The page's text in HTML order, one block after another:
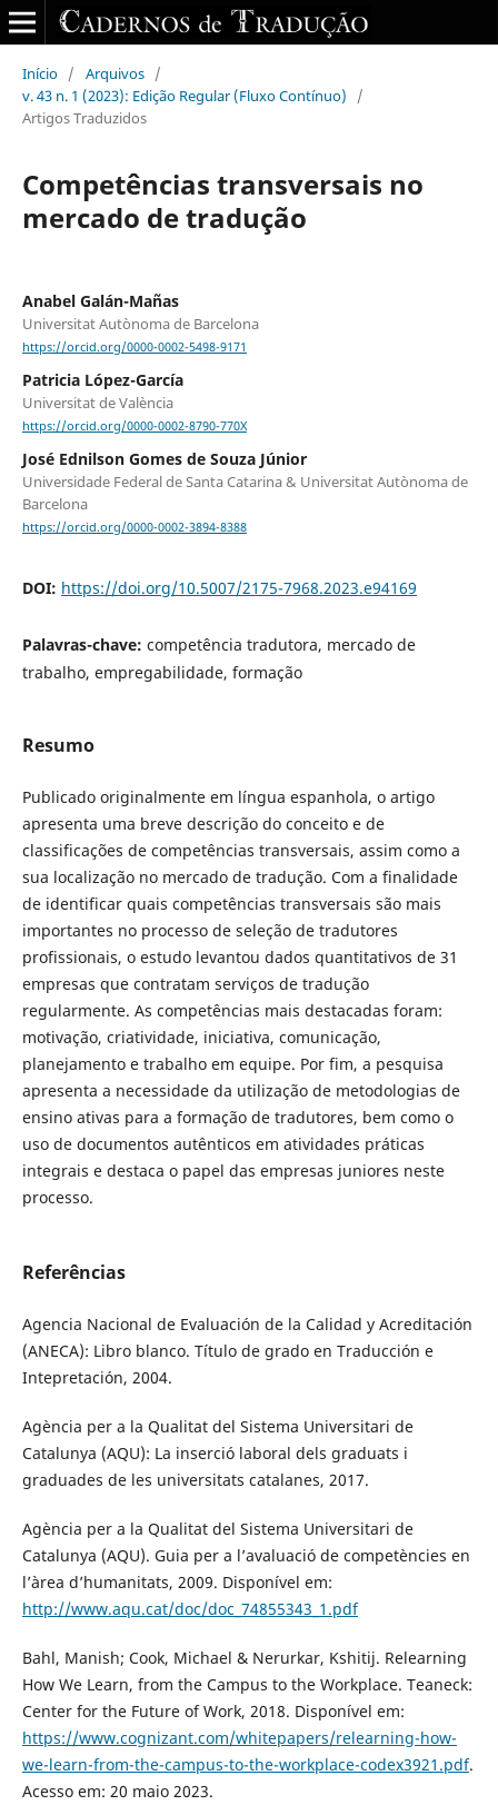
Início / Arquivos /
v. 43 n. 1 (2023): Edição Regular (Fluxo Contínuo)
/
Artigos Traduzidos
Competências transversais no
mercado de tradução
Anabel Galán-Mañas
Universitat Autònoma de Barcelona
https://orcid.org/0000-0002-5498-9171
Patricia López-García
Universitat de València
https://orcid.org/0000-0002-8790-770X
José Ednilson Gomes de Souza Júnior
Universidade Federal de Santa Catarina & Universitat Autònoma de
Barcelona
https://orcid.org/0000-0002-3894-8388
DOI: https://doi.org/10.5007/2175-7968.2023.e94169
Palavras-chave: competência tradutora, mercado de
trabalho, empregabilidade, formação
Resumo
Publicado originalmente em língua espanhola, o artigo
apresenta uma breve descrição do conceito e de
classificações de competências transversais, assim como a
sua localização no mercado de tradução. Com a finalidade
de identificar quais competências transversais são mais
importantes no processo de seleção de tradutores
profissionais, o estudo levantou dados quantitativos de 31
empresas que contratam serviços de tradução
regularmente. As competências mais destacadas foram:
motivação, criatividade, iniciativa, comunicação,
planejamento e trabalho em equipe. Por fim, a pesquisa
apresenta a necessidade da utilização de metodologias de
ensino ativas para a formação de tradutores, bem como o
uso de documentos autênticos em atividades práticas
integrais e destaca o papel das empresas juniores neste
processo.
Referências
Agencia Nacional de Evaluación de la Calidad y Acreditación
(ANECA): Libro blanco. Título de grado en Traducción e
Intepretación, 2004.
Agència per a la Qualitat del Sistema Universitari de
Catalunya (AQU): La inserció laboral dels graduats i
graduades de les universitats catalanes, 2017.
Agència per a la Qualitat del Sistema Universitari de
Catalunya (AQU). Guia per a l’avaluació de competències en
l’àrea d’humanitats, 2009. Disponível em:
http://www.aqu.cat/doc/doc_74855343_1.pdf
Bahl, Manish; Cook, Michael & Nerurkar, Kshitij. Relearning
How We Learn, from the Campus to the Workplace. Teaneck:
Center for the Future of Work, 2018. Disponível em:
https://www.cognizant.com/whitepapers/relearning-how-
we-learn-from-the-campus-to-the-workplace-codex3921.pdf.
Acesso em: 20 maio 2023.